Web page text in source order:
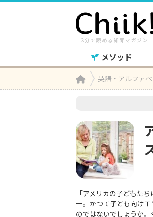
メソッド
Home英語・アルファ
「アメリカの子どもた
ー。かつて子ども向け
のではないでしょうか